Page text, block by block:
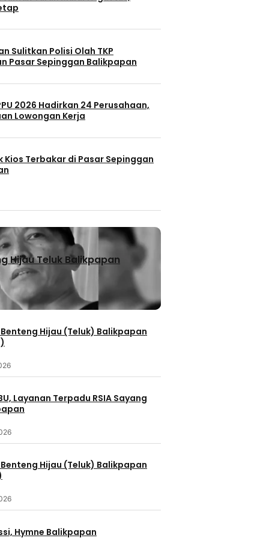
Sulitkan Polisi Olah TKP
Pasar Sepinggan Balikpapan
2026 Hadirkan 24 Perusahaan,
Lowongan Kerja
Kios Terbakar di Pasar Sepinggan
Hijau Teluk Balikpapan
Hijau (Teluk) Balikpapan
Layanan Terpadu RSIA Sayang
Hijau (Teluk) Balikpapan
Hymne Balikpapan